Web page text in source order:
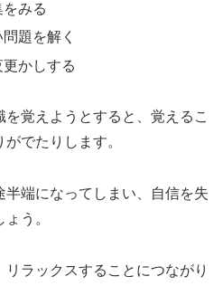
みる
題を解く
かしする
覚えようとすると、覚えるこ
でたりします。
端になってしまい、自信を失
う。
ラックスすることにつながり